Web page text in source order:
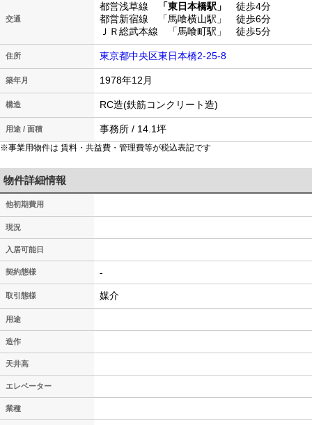
交通
都営浅草線 「東日本橋駅」
徒歩4分
都営新宿線 「馬喰横山駅」 徒歩6分
ＪＲ総武本線 「馬喰町駅」 徒歩5分
住所 東京都中央区東日本橋2-25-8
築年月 1978年12月
構造 RC造(鉄筋コンクリート造)
用途 / 面積 事務所 / 14.1坪
※事業用物件は 賃料・共益費・管理費等が税込表記です
物件詳細情報
他初期費用
現況
入居可能日
契約態様 -
取引態様 媒介
用途
造作
天井高
エレベーター
業種